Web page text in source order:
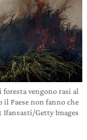
vengono rasi al
il Paese non fanno che
Ifansasti/Getty Images